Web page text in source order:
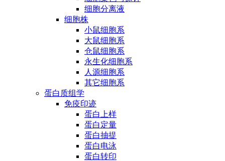
细胞分离液
细胞株
小鼠细胞系
大鼠细胞系
仓鼠细胞系
永生化细胞系
人源细胞系
其它细胞系
蛋白质组学
免疫印迹
蛋白上样
蛋白定量
蛋白抽提
蛋白电泳
蛋白转印